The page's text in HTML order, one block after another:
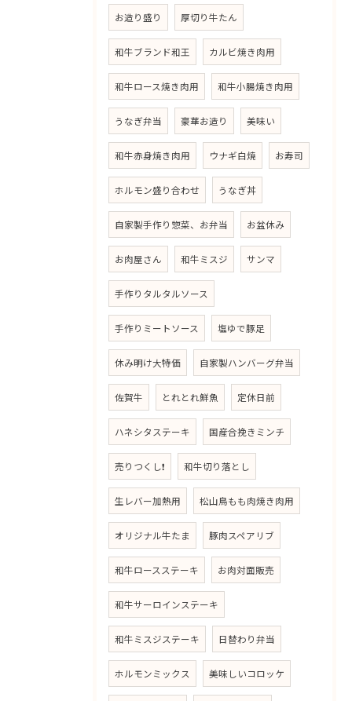
お造り盛り 厚切り牛たん
和牛ブランド和王 カルビ焼き肉用
和牛ロース焼き肉用 和牛小腸焼き肉用
うなぎ弁当 豪華お造り 美味い
和牛赤身焼き肉用 ウナギ白焼 お寿司
ホルモン盛り合わせ うなぎ丼
自家製手作り惣菜、お弁当 お盆休み
お肉屋さん 和牛ミスジ サンマ
手作りタルタルソース
手作りミートソース 塩ゆで豚足
休み明け大特価 自家製ハンバーグ弁当
佐賀牛 とれとれ鮮魚 定休日前
ハネシタステーキ 国産合挽きミンチ
売りつくし❗ 和牛切り落とし
生レバー加熱用 松山鳥もも肉焼き肉用
オリジナル牛たま 豚肉スペアリブ
和牛ロースステーキ お肉対面販売
和牛サーロインステーキ
和牛ミスジステーキ 日替わり弁当
ホルモンミックス 美味しいコロッケ